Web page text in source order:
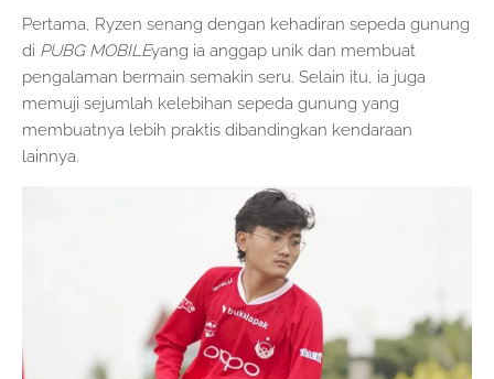
Pertama, Ryzen senang dengan kehadiran sepeda gunung
di PUBG MOBILEyang ia anggap unik dan membuat
pengalaman bermain semakin seru. Selain itu, ia juga
memuji sejumlah kelebihan sepeda gunung yang
membuatnya lebih praktis dibandingkan kendaraan
lainnya.